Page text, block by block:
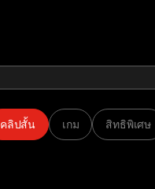
คลิปสั้น เกม สิทธิพิเศษ